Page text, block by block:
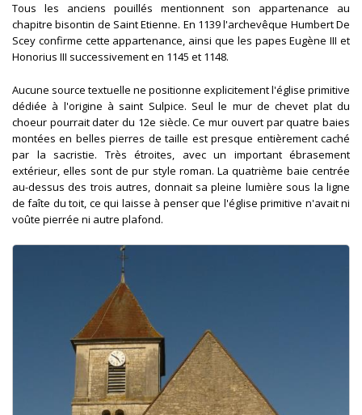
Tous les anciens pouillés mentionnent son appartenance au
chapitre bisontin de Saint Etienne. En 1139 l'archevêque Humbert De
Scey confirme cette appartenance, ainsi que les papes Eugène III et
Honorius III successivement en 1145 et 1148.
Aucune source textuelle ne positionne explicitement l'église primitive
dédiée à l'origine à saint Sulpice. Seul le mur de chevet plat du
choeur pourrait dater du 12e siècle. Ce mur ouvert par quatre baies
montées en belles pierres de taille est presque entièrement caché
par la sacristie. Très étroites, avec un important ébrasement
extérieur, elles sont de pur style roman. La quatrième baie centrée
au-dessus des trois autres, donnait sa pleine lumière sous la ligne
de faîte du toit, ce qui laisse à penser que l'église primitive n'avait ni
voûte pierrée ni autre plafond.